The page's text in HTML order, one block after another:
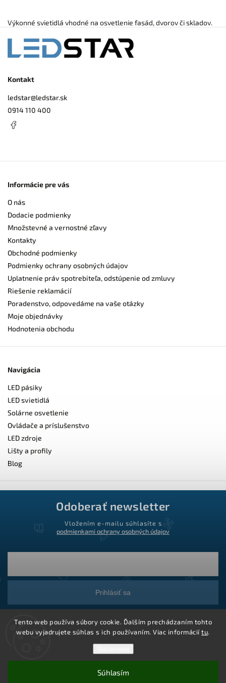
Tento web používa súbory cookie. Ďalším prechádzaním tohto
webu vyjadrujete súhlas s ich používaním. Viac informáciítu.
Súhlasím
Výkonné svietidlá vhodné na osvetlenie fasád, dvorov či skladov.
Kontakt
ledstar@ledstar.sk
0914 110 400
Informácie pre vás
O nás
Dodacie podmienky
Množstevné a vernostné zľavy
Kontakty
Obchodné podmienky
Podmienky ochrany osobných údajov
Uplatnenie práv spotrebiteľa, odstúpenie od zmluvy
Riešenie reklamácií
Poradenstvo, odpovedáme na vaše otázky
Moje objednávky
Hodnotenia obchodu
Navigácia
LED pásiky
LED svietidlá
Solárne osvetlenie
Ovládače a príslušenstvo
LED zdroje
Lišty a profily
Blog
Odoberať newsletter
Vložením e-mailu súhlasíte s
podmienkami ochrany osobných údajov
Prihlásiť sa